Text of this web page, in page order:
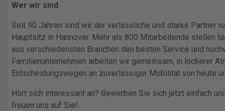
Wer wir sind
Seit 90 Jahren sind wir der verlässliche und starke Partner
Hauptsitz in Hannover. Mehr als 800 Mitarbeitende stellen
aus verschiedensten Branchen den besten Service und
Familienunternehmen arbeiten wir gemeinsam, in lockerer
Entscheidungswegen an zuverlässiger Mobilität von heute
Hört sich interessant an? Bewerben Sie sich jetzt einfach
freuen uns auf Sie!